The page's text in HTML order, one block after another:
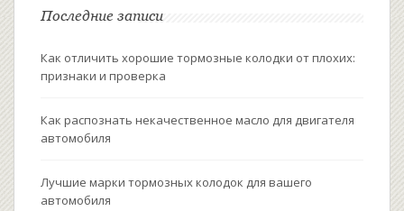
Последние записи
Как отличить хорошие тормозные колодки от плохих:
признаки и проверка
Как распознать некачественное масло для двигателя
автомобиля
Лучшие марки тормозных колодок для вашего
автомобиля